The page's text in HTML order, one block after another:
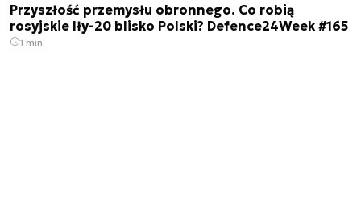
Przyszłość przemysłu obronnego. Co robią
rosyjskie Iły-20 blisko Polski? Defence24Week #165
1 min.